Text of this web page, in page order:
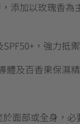
添加以玫瑰香為
，強力抵
體及百香果保濕
面部或全身，